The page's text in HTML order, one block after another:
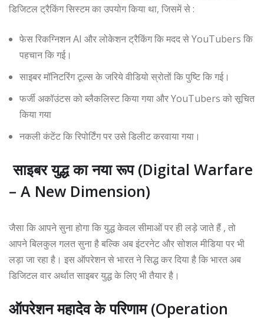
डिजिटल ट्रैकिंग सिस्टम का उपयोग किया था, जिसमें से :
फेस रिकग्निशन AI और लोकेशन ट्रैकिंग कि मदद से YouTubers कि
पहचान कि गई।
साइबर मॉनिटरिंग टूल्स के जरिये वीडियो स्रोतों कि पुष्टि कि गई।
फर्जी अकॉउंटस को ब्लैकलिस्ट किया गया और YouTubers को सूचित
किया गया
नकली कंटेंट कि रिपोर्टिंग पर उसे डिलीट करवाया गया।
साइबर युद्ध का नया रूप (Digital Warfare
– A New Dimension)
जैसा कि आपने सुना होगा कि युद्ध केवल सीमाओं पर ही लड़े जाते हैं , तो
आपने बिलकुल गलत सुना है बल्कि अब इंटरनेट और सोशल मीडिया पर भी
लड़ा जा रहा है। इस ऑपरेशन से भारत ने सिद्ध कर दिया है कि भारत अब
डिजिटल वार अर्थात साइबर युद्ध के लिए भी तैयार है।
ऑपरेशन महादेव के परिणाम (Operation